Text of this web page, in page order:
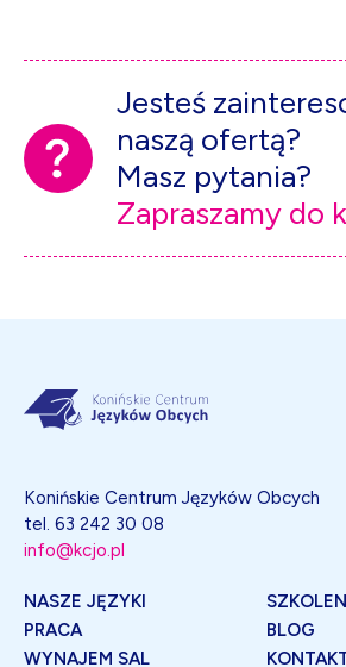
Jesteś
naszą ofertą?
Masz pytania?
Zapraszamy do
Konińskie Centrum Języków Obcych
tel. 63 242 30 08
info@kcjo.pl
NASZE JĘZYKI
PRACA
BLOG
WYNAJEM SAL